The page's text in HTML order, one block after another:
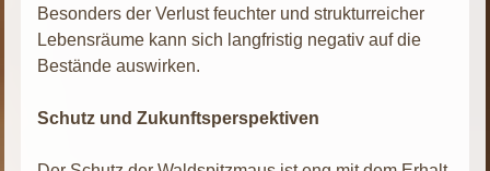
Besonders der Verlust feuchter und strukturreicher
Lebensräume kann sich langfristig negativ auf die
Bestände auswirken.
Schutz und Zukunftsperspektiven